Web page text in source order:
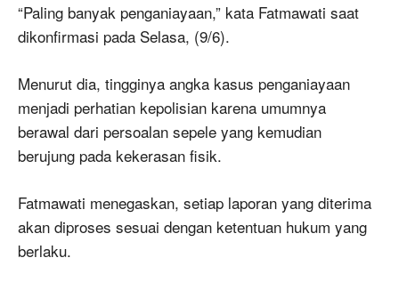
“Paling banyak penganiayaan,” kata Fatmawati saat
dikonfirmasi pada Selasa, (9/6).
Menurut dia, tingginya angka kasus penganiayaan
menjadi perhatian kepolisian karena umumnya
berawal dari persoalan sepele yang kemudian
berujung pada kekerasan fisik.
Fatmawati menegaskan, setiap laporan yang diterima
akan diproses sesuai dengan ketentuan hukum yang
berlaku.